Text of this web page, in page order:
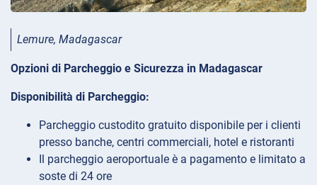
Lemure, Madagascar
Opzioni di Parcheggio e Sicurezza in Madagascar
Disponibilità di Parcheggio:
Parcheggio custodito gratuito disponibile per i clienti
presso banche, centri commerciali, hotel e ristoranti
Il parcheggio aeroportuale è a pagamento e limitato a
soste di 24 ore